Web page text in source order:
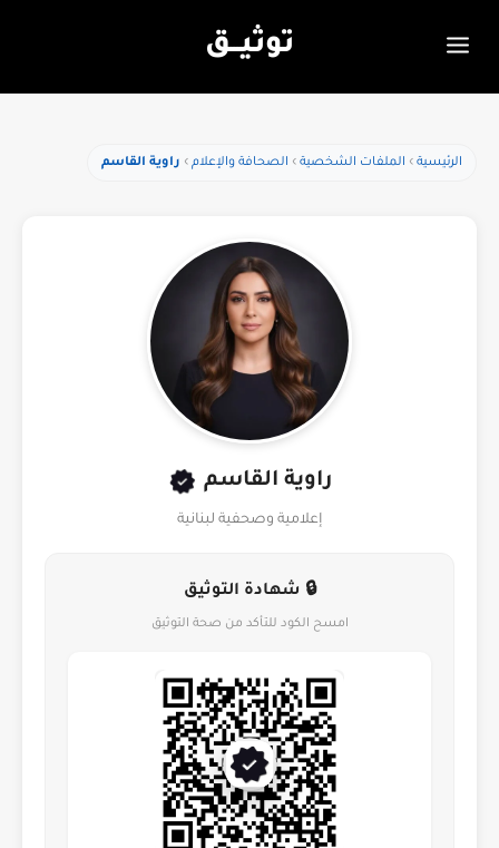
توثيـــق
الرئيسية الملفات الشخصية الصحافة والإعلام راوية القاسم
راوية القاسم
إعلامية وصحفية لبنانية
🔒 شهادة التوثيق
امسح الكود للتأكد من صحة التوثيق